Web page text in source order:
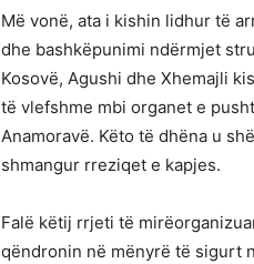
Më vonë, ata i kishin lidhur të
dhe bashkëpunimi ndërmjet
Kosovë, Agushi dhe Xhemajli
të vlefshme mbi organet e
Anamoravë. Këto të dhëna u
shmangur rreziqet e kapjes.
Falë këtij rrjeti të
qëndronin në mënyrë të sigurt